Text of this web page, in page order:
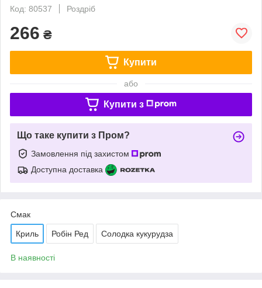
Код: 80537
Роздріб
266 ₴
Купити
або
Купити з
Що таке купити з Пром?
Замовлення під захистом
Доступна доставка
Смак
Криль Робін Ред Солодка кукурудза
В наявності